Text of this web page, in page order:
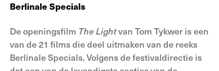
Berlinale Specials
De openingsfilm The Lightvan Tom Tykwer is een
van de 21 films die deel uitmaken van de reeks
Berlinale Specials. Volgens de festivaldirectie is